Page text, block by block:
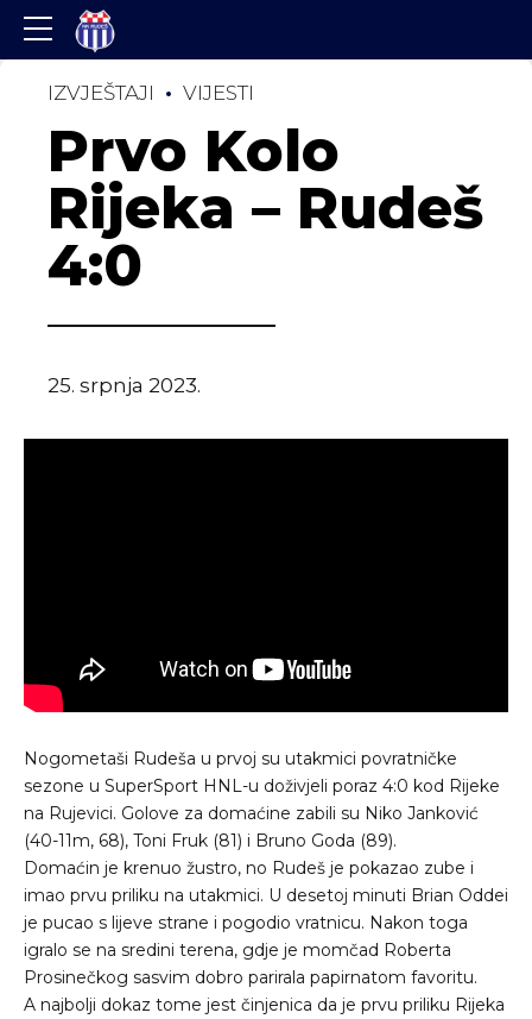
IZVJEŠTAJI VIJESTI
Prvo Kolo
Rijeka – Rudeš
4:0
25. srpnja 2023.
Nogometaši Rudeša u prvoj su utakmici povratničke
sezone u SuperSport HNL-u doživjeli poraz 4:0 kod Rijeke
na Rujevici. Golove za domaćine zabili su Niko Janković
(40-11m, 68), Toni Fruk (81) i Bruno Goda (89).
Domaćin je krenuo žustro, no Rudeš je pokazao zube i
imao prvu priliku na utakmici. U desetoj minuti Brian Oddei
je pucao s lijeve strane i pogodio vratnicu. Nakon toga
igralo se na sredini terena, gdje je momčad Roberta
Prosinečkog sasvim dobro parirala papirnatom favoritu.
A najbolji dokaz tome jest činjenica da je prvu priliku Rijeka